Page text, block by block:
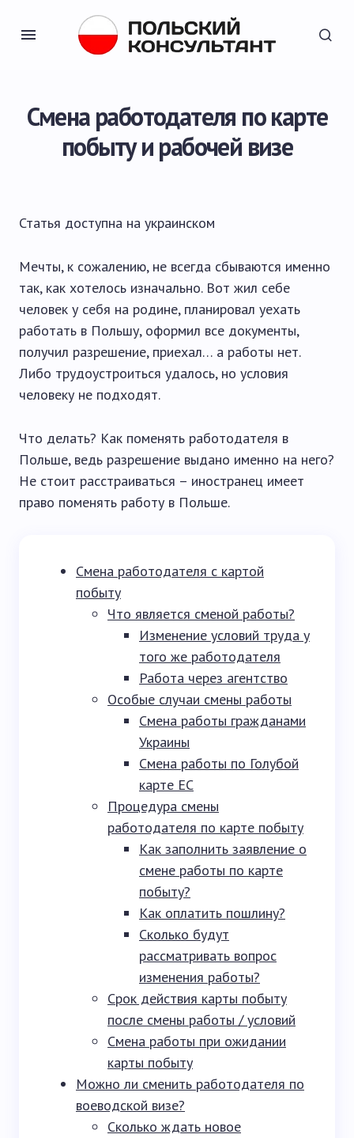
Смена работодателя по карте
побыту и рабочей визе
Статья доступна на украинском
Мечты, к сожалению, не всегда сбываются именно
так, как хотелось изначально. Вот жил себе
человек у себя на родине, планировал уехать
работать в Польшу, оформил все документы,
получил разрешение, приехал… а работы нет.
Либо трудоустроиться удалось, но условия
человеку не подходят.
Что делать? Как поменять работодателя в
Польше, ведь разрешение выдано именно на него?
Не стоит расстраиваться – иностранец имеет
право поменять работу в Польше.
Смена работодателя с картой
побыту
Что является сменой работы?
Изменение условий труда у
того же работодателя
Работа через агентство
Особые случаи смены работы
Смена работы гражданами
Украины
Смена работы по Голубой
карте ЕС
Процедура смены
работодателя по карте побыту
Как заполнить заявление о
смене работы по карте
побыту?
Как оплатить пошлину?
Сколько будут
рассматривать вопрос
изменения работы?
Срок действия карты побыту
после смены работы / условий
Смена работы при ожидании
карты побыту
Можно ли сменить работодателя по
воеводской визе?
Сколько ждать новое